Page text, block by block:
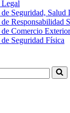
Seguridad, Salud
Responsabilidad
Comercio Exterior
Seguridad Física